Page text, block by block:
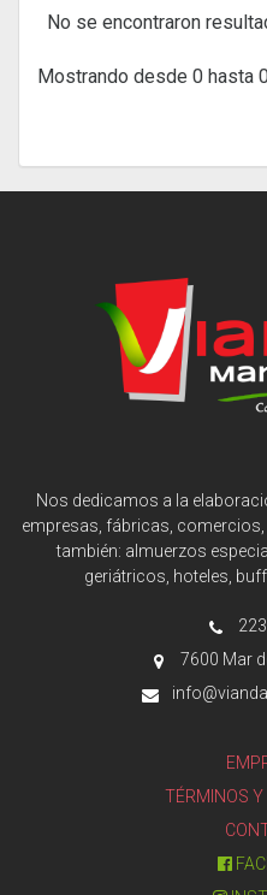
No se encontraron
Mostrando desde 0 hasta
Nos dedicamos a la
empresas, fábricas,
también: almuerzos
geriátricos, hoteles,
7600 Mar
TÉRMINOS Y